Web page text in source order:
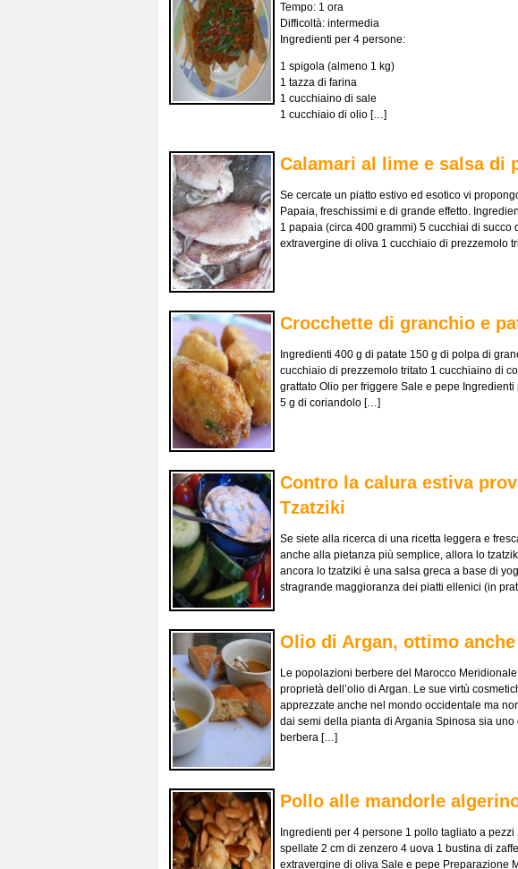
Tempo: 1 ora
Difficoltà: intermedia
Ingredienti per 4 persone:
1 spigola (almeno 1 kg)
1 tazza di farina
1 cucchiaino di sale
1 cucchiaio di olio […]
Calamari al lime e salsa di
Se cercate un piatto estivo ed esotico vi
Papaia, freschissimi e di grande effetto.
1 papaia (circa 400 grammi) 5 cucchiai di
extravergine di oliva 1 cucchiaio di prezzemolo
Crocchette di granchio e
Ingredienti 400 g di patate 150 g di polpa di
cucchiaio di prezzemolo tritato 1 cucchiaino di
grattato Olio per friggere Sale e pepe
5 g di coriandolo […]
Contro la calura estiva
Tzatziki
Se siete alla ricerca di una ricetta leggera e
anche alla pietanza più semplice, allora lo
ancora lo tzatziki è una salsa greca a base di
stragrande maggioranza dei piatti ellenici (in
Olio di Argan, ottimo
Le popolazioni berbere del Marocco
proprietà dell’olio di Argan. Le sue virtù
apprezzate anche nel mondo occidentale ma
dai semi della pianta di Argania Spinosa sia
berbera […]
Pollo alle mandorle
Ingredienti per 4 persone 1 pollo tagliato a
spellate 2 cm di zenzero 4 uova 1 bustina di
extravergine di oliva Sale e pepe Preparazione